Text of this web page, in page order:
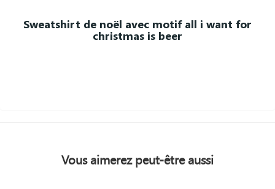
Sweatshirt de noël avec motif all i want for
christmas is beer
Vous aimerez peut-être aussi